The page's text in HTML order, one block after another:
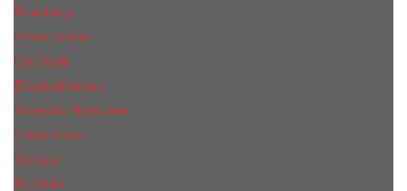
Eisenberg
Еsteе Lаudеr
Elie Saab
Elizabeth Arden
Escentric Molecules
Emilio Pucci
Escada
Ex Nihilo